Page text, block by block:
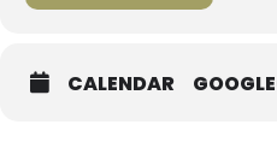
CALENDAR